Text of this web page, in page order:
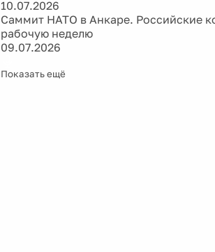
10.07.2026
Саммит НАТО в Анкаре. Российские
рабочую неделю
09.07.2026
Показать ещё